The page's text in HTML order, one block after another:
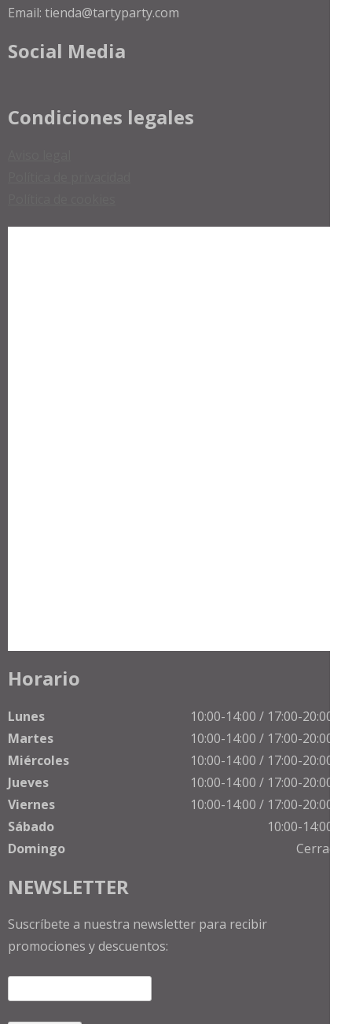
Email: tienda@tartyparty.com
Social Media
Condiciones legales
Horario
Lunes
10:00-14:00 / 17:00-20:00 h
Martes
10:00-14:00 / 17:00-20:00 h
Miércoles
10:00-14:00 / 17:00-20:00 h
Jueves
10:00-14:00 / 17:00-20:00 h
Viernes
10:00-14:00 / 17:00-20:00 h
Sábado
10:00-14:00 h
Domingo
Cerrado
NEWSLETTER
Suscríbete a nuestra newsletter para recibir
promociones y descuentos: